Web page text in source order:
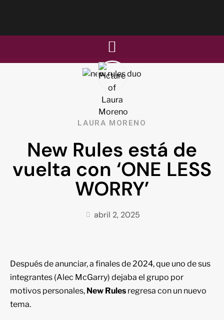
LAURA MORENO
New Rules está de
vuelta con ‘ONE LESS
WORRY’
abril 2, 2025
Después de anunciar, a finales de 2024, que uno de sus
integrantes (Alec McGarry) dejaba el grupo por
motivos personales, New Rules regresa con un nuevo
tema.